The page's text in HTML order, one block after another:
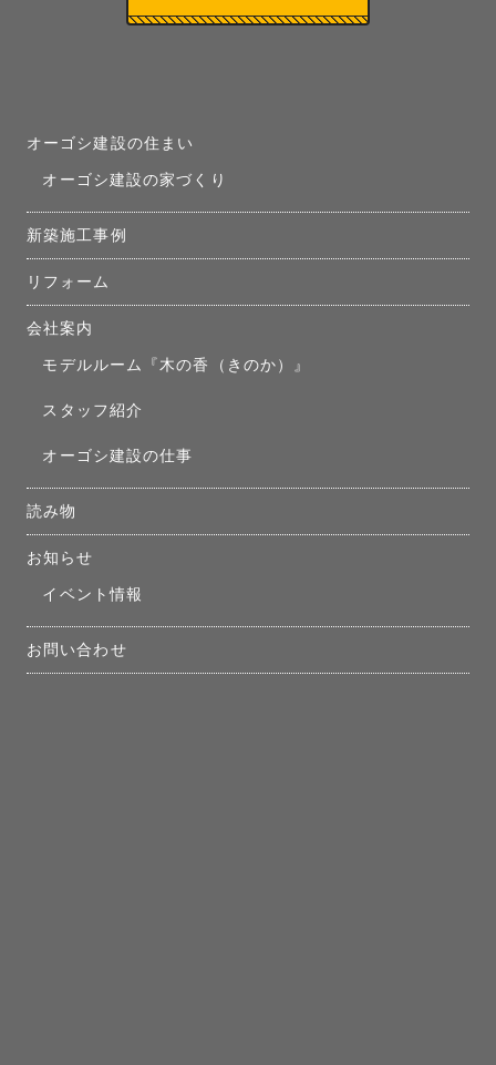
オーゴシ建設の住まい
オーゴシ建設の家づくり
新築施工事例
リフォーム
会社案内
モデルルーム『木の香（きのか）』
スタッフ紹介
オーゴシ建設の仕事
読み物
お知らせ
イベント情報
お問い合わせ